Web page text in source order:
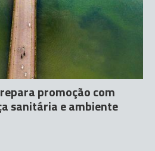
promoção com
sanitária e ambiente